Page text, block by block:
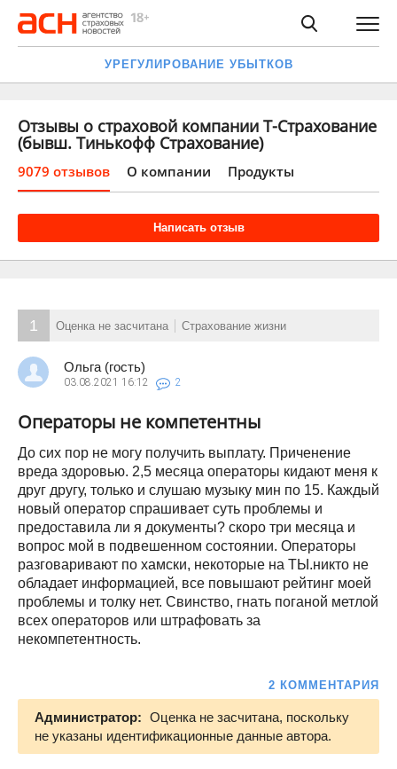
УРЕГУЛИРОВАНИЕ УБЫТКОВ
Отзывы о страховой компании Т-Страхование
(бывш. Тинькофф Страхование)
9079 отзывов О компании Продукты
Написать отзыв
1 Оценка не засчитана Страхование жизни
Ольга (гость)
03.08.2021 16:12 2
Операторы не компетентны
До сих пор не могу получить выплату. Приченение
вреда здоровью. 2,5 месяца операторы кидают меня к
друг другу, только и слушаю музыку мин по 15. Каждый
новый оператор спрашивает суть проблемы и
предоставила ли я документы? скоро три месяца и
вопрос мой в подвешенном состоянии. Операторы
разговаривают по хамски, некоторые на ТЫ.никто не
обладает информацией, все повышают рейтинг моей
проблемы и толку нет. Свинство, гнать поганой метлой
всех операторов или штрафовать за
некомпетентность.
2 КОММЕНТАРИЯ
Администратор: Оценка не засчитана, поскольку
не указаны идентификационные данные автора.